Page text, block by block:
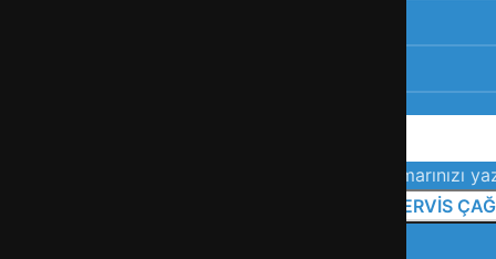
servis hizmetiyle yanınızda.
ücreti sizden talep edilmez.
Telefon numarınızı